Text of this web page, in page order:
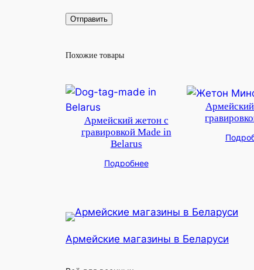
Похожие товары
Армейский жетон с
гравировкой Made in
Belarus
Подробнее
Армейские магазины в Беларуси